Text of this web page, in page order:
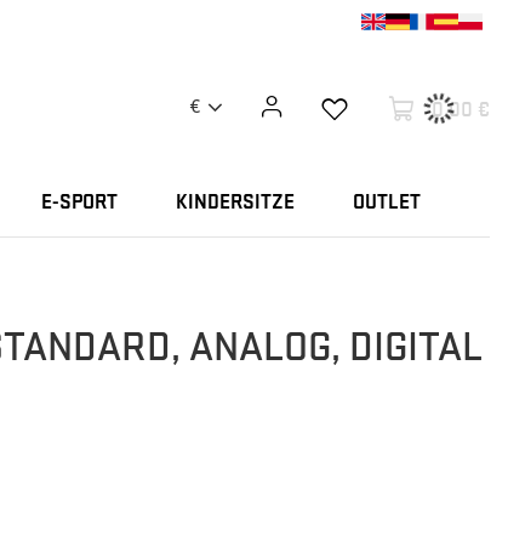
€ 0,00 €
E-SPORT KINDERSITZE OUTLET
ANALOG, DIGITAL